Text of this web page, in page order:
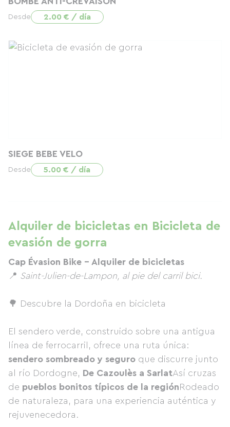
Desde 2.00 € / día
SIEGE BEBE VELO
Desde 5.00 € / día
Alquiler de bicicletas en Bicicleta de
evasión de gorra
Cap Évasion Bike – Alquiler de bicicletas
📍 Saint-Julien-de-Lampon, al pie del carril bici.
🌳 Descubre la Dordoña en bicicleta
El sendero verde, construido sobre una antigua
línea de ferrocarril, ofrece una ruta única:
sendero sombreado y seguro que discurre junto
al río Dordogne, De Cazoulès a SarlatAsí cruzas
de pueblos bonitos típicos de la regiónRodeado
de naturaleza, para una experiencia auténtica y
rejuvenecedora.